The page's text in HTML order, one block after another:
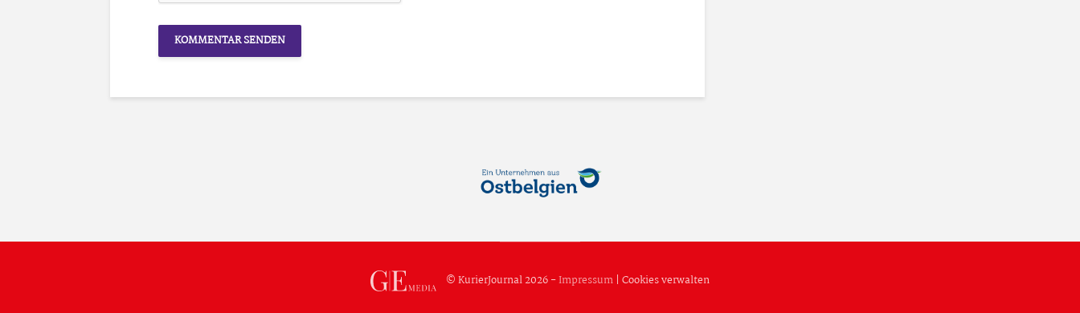
© KurierJournal 2026 -Impressum |Cookies verwalten